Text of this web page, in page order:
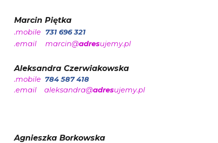
Marcin Piętka
.mobile 731 696 321
.email
marcin@adresujemy.pl
Aleksandra Czerwiakowska
.mobile 784 587 418
.email
aleksandra@adresujemy.pl
Agnieszka Borkowska